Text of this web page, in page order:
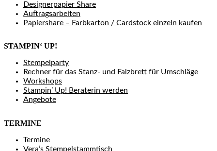
Designerpapier Share
Auftragsarbeiten
Papiershare – Farbkarton / Cardstock einzeln kaufen
STAMPIN‘ UP!
Stempelparty
Rechner für das Stanz- und Falzbrett für Umschläge
Workshops
Stampin’ Up! Beraterin werden
Angebote
TERMINE
Termine
Vera’s Stempelstammtisch